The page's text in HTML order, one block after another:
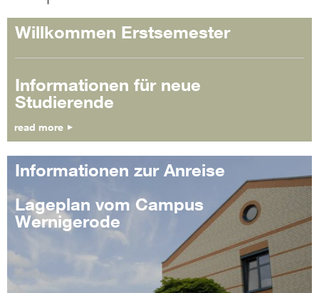
Willkommen Erstsemester
Informationen für neue
Studierende
read more
Informationen zur Anreise
Lageplan vom Campus
Wernigerode